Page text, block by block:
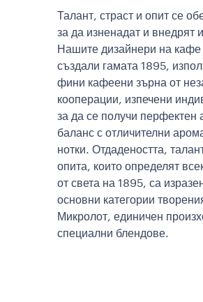
Талант, страст и опит се
за да изненадат и внедрят
Нашите дизайнери на кафе
създали гамата 1895,
фини кафеени зърна от
кооперации, изпечени
за да се получи перфектен
баланс с отличителни
нотки. Отдадеността,
опита, които определят
от света на 1895, са
основни категории
Микролот, единичен
специални блендове.